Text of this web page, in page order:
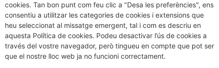
cookies. Tan bon punt com feu clic a "Desa les preferències", ens
consentiu a utilitzar les categories de cookies i extensions que
heu seleccionat al missatge emergent, tal i com es descriu en
aquesta Política de cookies. Podeu desactivar l’ús de cookies a
través del vostre navegador, però tingueu en compte que pot ser
que el nostre lloc web ja no funcioni correctament.